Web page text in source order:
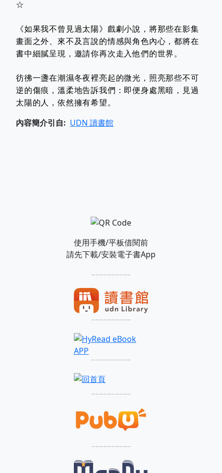
☆
《如果我不曾見過太陽》戲劇小說，將那些在影集
畫面之外、來不及言說的情感與角色內心，都將在
書中細膩呈現，邀請你再次走入他們的世界。
彷彿一盞在潮濕冬夜裡亮起的微光，照亮那些不可
逆的傷痕，溫柔地告訴我們：即便身處黑暗，見過
太陽的人，依然擁有希望。
內容簡介引自 UDN 讀書館
使用手機/平板借閱前
請先下載/安裝電子書App
––––––––––
––––––––––
––––––––––
––––––––––
––––––––––